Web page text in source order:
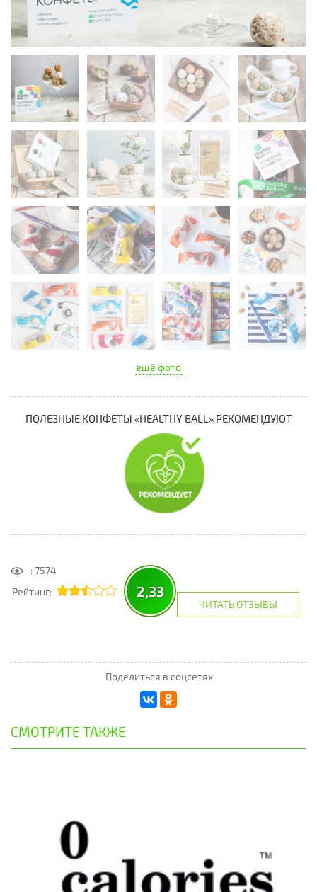
ещё фото
ПОЛЕЗНЫЕ КОНФЕТЫ «HEALTHY BALL» РЕКОМЕНДУЮТ
: 7574
Рейтинг:
2,33
ЧИТАТЬ ОТЗЫВЫ
Поделиться в соцсетях
СМОТРИТЕ ТАКЖЕ